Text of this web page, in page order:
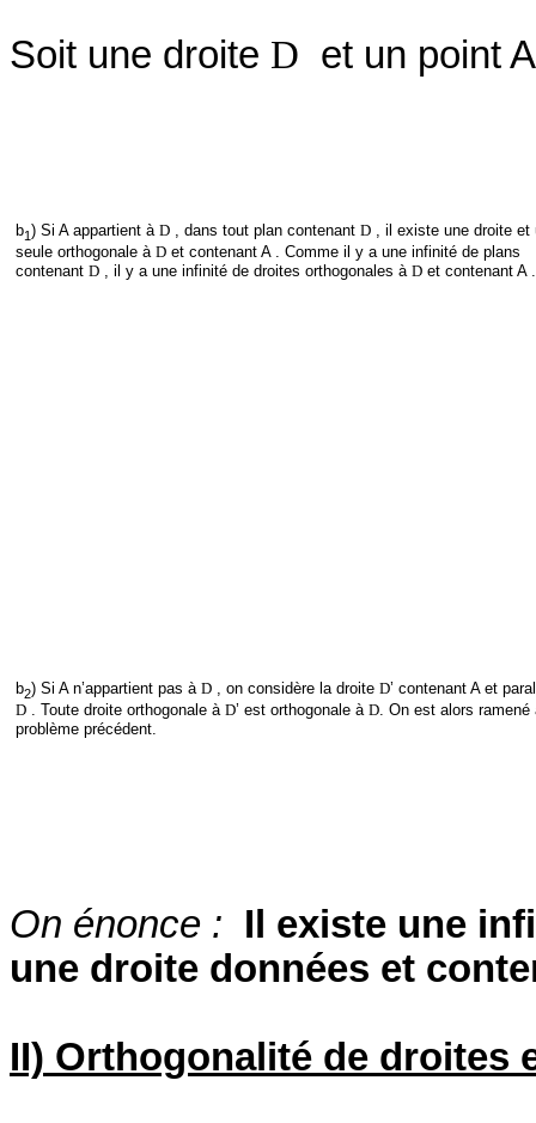
Soit une droite D et un point
b1) Si A appartient à D, dans tout plan contenant D, il existe une droite et
seule orthogonale à Det contenant A . Comme il y a une infinité de plans
contenant D, il y a une infinité de droites orthogonales à Det contenant A .
b2) Si A n’appartient pas à D, on considère la droite D’ contenant A et
D. Toute droite orthogonale à D’ est orthogonale à D. On est alors ramené
problème précédent.
On énonce : Il existe une
une droite données et
II) Orthogonalité de droites